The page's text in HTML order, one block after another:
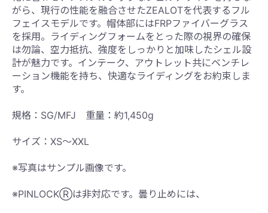
がら、現行の性能を融合させたZEALOTを代表するフル
フェイスモデルです。帽体部にはFRPファイバーグラス
を採用。ライディングフォームをとった際の視界の確保
は勿論、空力抵抗、強度をしっかりと加味したシェル設
計が魅力です。インテーク、アウトレット共にベンチレ
ーション機能を持ち、快適なライディングをお約束しま
す。
規格：SG/MFJ 重量：約1,450g
サイズ：XS〜XXL
※写真はサンプル画像です。
※PINLOCKⓇは非対応です。曇り止めには、